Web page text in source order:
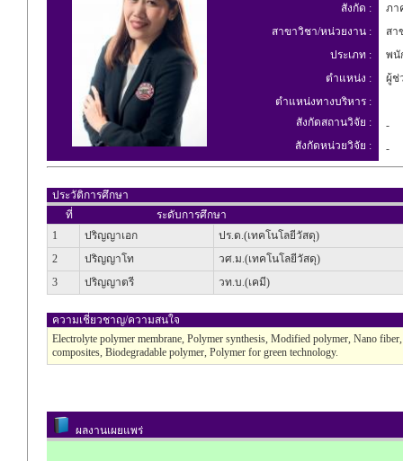
สังกัด :
ภา
สาขาวิชา/หน่วยงาน :
สา
ประเภท :
พนั
ตำแหน่ง :
ผู้ช่
ตำแหน่งทางบริหาร :
สังกัดสถานวิจัย :
-
สังกัดหน่วยวิจัย :
-
ประวัติการศึกษา
ที่
ระดับการศึกษา
1
ปริญญาเอก
ปร.ด.(เทคโนโลยีวัสดุ)
2
ปริญญาโท
วศ.ม.(เทคโนโลยีวัสดุ)
3
ปริญญาตรี วท.บ.(เคมี)
ความเชี่ยวชาญ/ความสนใจ
Electrolyte polymer membrane, Polymer synthesis, Modified polymer, Nano
composites, Biodegradable polymer, Polymer for green technology.
ผลงานเผยแพร่